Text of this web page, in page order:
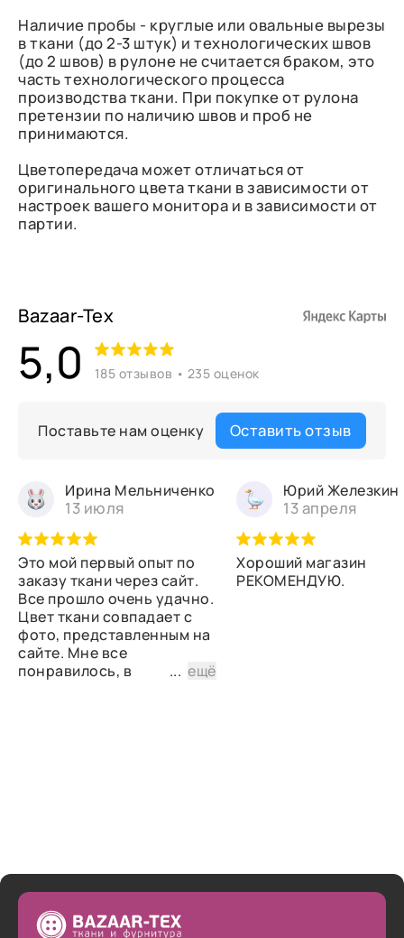
Наличие пробы - круглые или овальные вырезы
в ткани (до 2-3 штук) и технологических швов
(до 2 швов) в рулоне не считается браком, это
часть технологического процесса
производства ткани. При покупке от рулона
претензии по наличию швов и проб не
принимаются.
Цветопередача может отличаться от
оригинального цвета ткани в зависимости от
настроек вашего монитора и в зависимости от
партии.
Bazaar-Tex
5,0 185 отзывов • 235 оценок
Поставьте нам оценку Оставить отзыв
Ирина Мельниченко
13 июля
Это мой первый опыт по
заказу ткани через сайт.
Все прошло очень удачно.
Цвет ткани совпадает с
фото, представленным на
сайте. Мне все
понравилось, в
...ещё
Юрий Железкин
13 апреля
Хороший магазин
РЕКОМЕНДУЮ.